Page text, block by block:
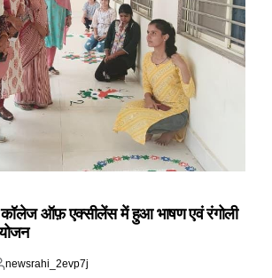
कॉलेज ऑफ़ एक्सीलेंस में हुआ भाषण एवं रंगोली
newsrahi_2evp7j